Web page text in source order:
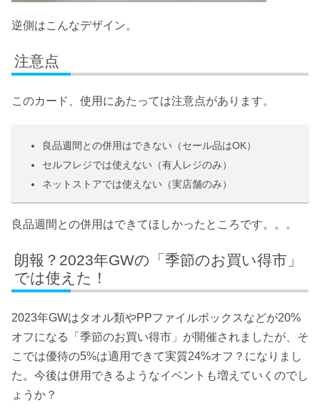
逆側はこんなデザイン。
注意点
このカード、使用にあたっては注意点があります。
良品週間との併用はできない（セール品はOK）
セルフレジでは使えない（有人レジのみ）
ネットストアでは使えない（実店舗のみ）
良品週間との併用はできてほしかったところです。。。
朗報？2023年GWの「季節のお買い得市」
では使えた！
2023年GWはタオル類やPPファイルボックスなどが20%
オフになる「季節のお買い得市」が開催されましたが、そ
こでは優待の5%は適用できて実質24%オフ？になりまし
た。今後は併用できるようなイベントも増えていくのでし
ょうか？